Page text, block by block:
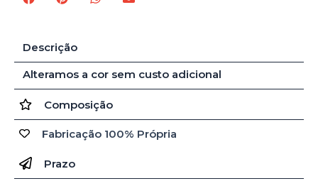
Descrição
Alteramos a cor sem custo adicional
Composição
Fabricação 100% Própria
Prazo